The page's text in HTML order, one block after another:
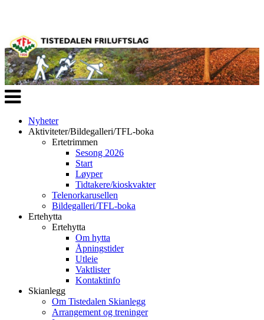
Veksle
navigasjon
Nyheter
Aktiviteter/Bildegalleri/TFL-boka
Ertetrimmen
Sesong 2026
Start
Løyper
Tidtakere/kioskvakter
Telenorkarusellen
Bildegalleri/TFL-boka
Ertehytta
Ertehytta
Om hytta
Åpningstider
Utleie
Vaktlister
Kontaktinfo
Skianlegg
Om Tistedalen Skianlegg
Arrangement og treninger